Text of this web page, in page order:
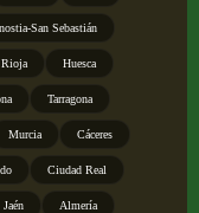
San Sebastián
Rioja Huesca
Tarragona
Murcia Cáceres
Ciudad Real
Jaén Almería